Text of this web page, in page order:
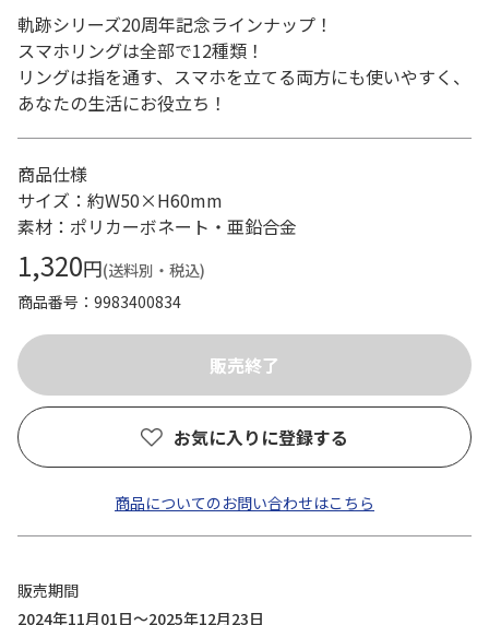
軌跡シリーズ20周年記念ラインナップ！
スマホリングは全部で12種類！
リングは指を通す、スマホを立てる両方にも使いやすく、
あなたの生活にお役立ち！
商品仕様
サイズ：約W50×H60mm
素材：ポリカーボネート・亜鉛合金
1,320円(送料別・税込)
商品番号
9983400834
お気に入りに登録する
商品についてのお問い合わせはこちら
販売期間
2024年11月01日～2025年12月23日